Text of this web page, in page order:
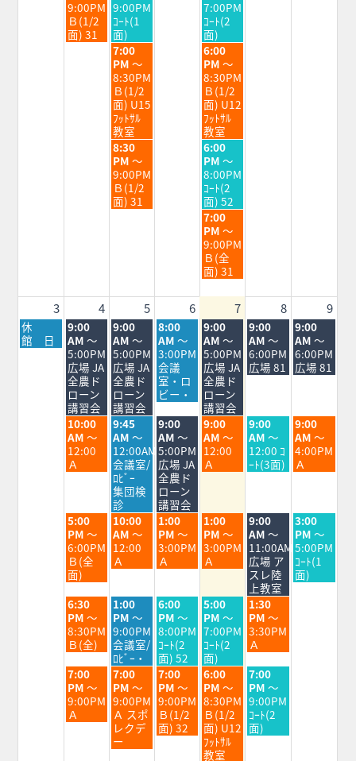
日,
7
月
28th
9:00PM
Ｂ(1/2
面) 31
日,
7
月
29th
2026
9:00PM
ｺｰﾄ(1
面)
日,
7
月
31st
2026
7:00PM
ｺｰﾄ(2
面)
水
曜
日,
7
月
29th
2026
7:00
PM ～
8:30PM
Ｂ(1/2
面) U15
ﾌｯﾄｻﾙ
教室
金
曜
日,
7
月
31st
2026
6:00
PM ～
8:30PM
Ｂ(1/2
面) U12
ﾌｯﾄｻﾙ
教室
水
曜
日,
7
月
29th
8:30
PM ～
9:00PM
Ｂ(1/2
面) 31
金
曜
日,
7
月
31st
2026
6:00
PM ～
8:00PM
ｺｰﾄ(2
面) 52
金
曜
日,
7
月
31st
2026
7:00
PM ～
9:00PM
Ｂ(全
面) 31
3 4 5 6 7 8 9
月
曜
日,
休
館 日
火
曜
日,
8
月
4th
2026
9:00
AM ～
5:00PM
広場 JA
全農ド
ローン
講習会
水
曜
日,
8
月
5th
2026
9:00
AM ～
5:00PM
広場 JA
全農ド
ローン
講習会
木
曜
日,
8
月
6th
2026
8:00
AM ～
3:00PM
会議
室・ロ
ビー・
金
曜
日,
8
月
7th
2026
9:00
AM ～
5:00PM
広場 JA
全農ド
ローン
講習会
土
曜
日,
8
月
9:00
AM ～
6:00PM
広場 81
日
曜
日,
8
月
9:00
AM ～
6:00PM
広場 81
火
曜
日,
8
月
10:00
AM ～
12:00
Ａ
水
曜
日,
8
月
5th
2026
9:45
AM ～
12:00AM
会議室/
ﾛﾋﾞｰ
集団検
診
木
曜
日,
8
月
6th
2026
9:00
AM ～
5:00PM
広場 JA
全農ド
ローン
講習会
金
曜
日,
8
月
9:00
AM ～
12:00
Ａ
土
曜
日,
8
月
9:00
AM ～
12:00 ｺ
ｰﾄ(3面)
日
曜
日,
8
月
9:00
AM ～
4:00PM
Ａ
火
曜
日,
8
月
4th
2026
5:00
PM ～
6:00PM
Ｂ(全
面)
水
曜
日,
8
月
2026
10:00
AM ～
12:00
Ａ
木
曜
日,
8
月
2026
1:00
PM ～
3:00PM
Ａ
金
曜
日,
8
月
2026
1:00
PM ～
3:00PM
Ａ
土
曜
日,
8
月
8th
2026
9:00
AM ～
11:00AM
広場 ア
スレ陸
上教室
日
曜
日,
8
月
9th
3:00
PM ～
5:00PM
ｺｰﾄ(1
面)
火
曜
日,
8
月
4th
2026
6:30
PM ～
8:30PM
Ｂ(全)
水
曜
日,
8
月
5th
2026
1:00
PM ～
9:00PM
会議室/
ﾛﾋﾞｰ・
木
曜
日,
8
月
6th
2026
6:00
PM ～
8:00PM
ｺｰﾄ(2
面) 52
金
曜
日,
8
月
7th
2026
5:00
PM ～
7:00PM
ｺｰﾄ(2
面)
土
曜
日,
8
月
8th
2026
1:30
PM ～
3:30PM
Ａ
火
曜
日,
8
月
7:00
PM ～
9:00PM
Ａ
水
曜
日,
8
月
5th
2026
7:00
PM ～
9:00PM
Ａ スポ
レクデ
ー
木
曜
日,
8
月
6th
7:00
PM ～
9:00PM
Ｂ(1/2
面) 32
金
曜
日,
8
月
7th
2026
6:00
PM ～
8:30PM
Ｂ(1/2
面) U12
ﾌｯﾄｻﾙ
教室
土
曜
日,
8
月
8th
7:00
PM ～
9:00PM
ｺｰﾄ(2
面)